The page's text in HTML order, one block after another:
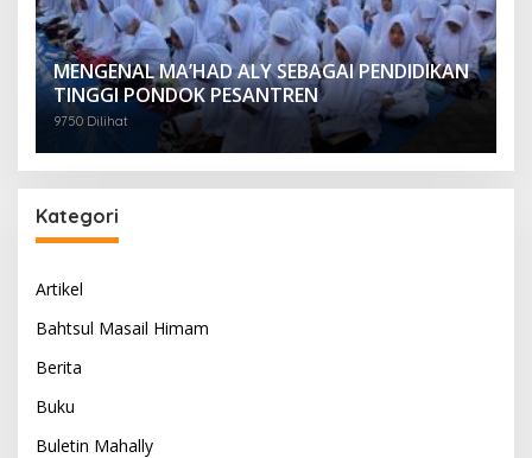
MENGENAL MA’HAD ALY SEBAGAI PENDIDIKAN
TINGGI PONDOK PESANTREN
9750 Dilihat
Kategori
Artikel
Bahtsul Masail Himam
Berita
Buku
Buletin Mahally